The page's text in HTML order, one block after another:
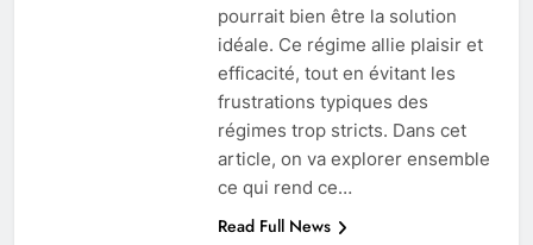
pourrait bien être la solution
idéale. Ce régime allie plaisir et
efficacité, tout en évitant les
frustrations typiques des
régimes trop stricts. Dans cet
article, on va explorer ensemble
ce qui rend ce…
Read Full News